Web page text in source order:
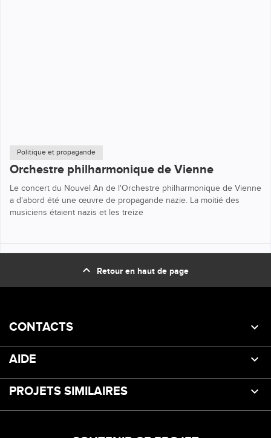
Politique et propagande
Orchestre philharmonique de Vienne
Le concert du Nouvel An de l'Orchestre philharmonique de Vienne
a d'abord été une œuvre de propagande nazie. La moitié des
musiciens étaient nazis et les treize
expand_less Retour en haut de page
CONTACTS
AIDE
PROJETS SIMILAIRES